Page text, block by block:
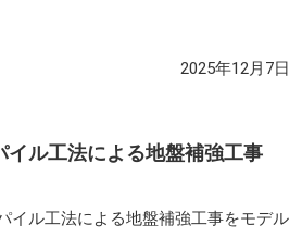
2025年12月7日
ル工法による地盤補強工事
イル工法による地盤補強工事をモデル